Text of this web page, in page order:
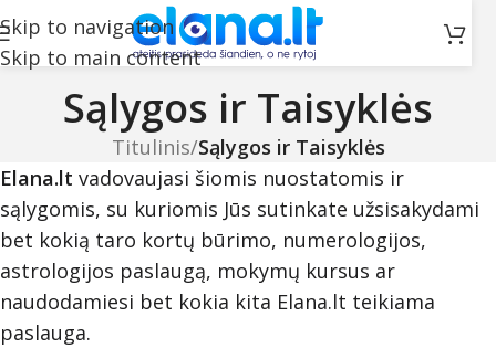
Skip to navigation
Skip to main content
Sąlygos ir Taisyklės
Titulinis/Sąlygos ir Taisyklės
Elana.lt vadovaujasi šiomis nuostatomis ir
sąlygomis, su kuriomis Jūs sutinkate užsisakydami
bet kokią taro kortų būrimo, numerologijos,
astrologijos paslaugą, mokymų kursus ar
naudodamiesi bet kokia kita Elana.lt teikiama
paslauga.